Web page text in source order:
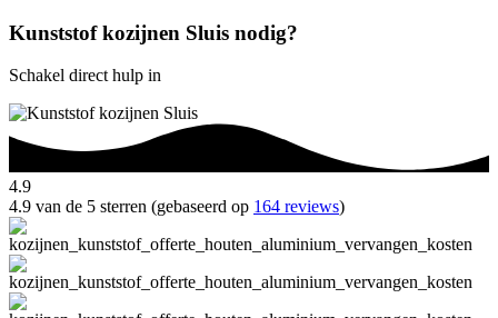
Kunststof kozijnen Sluis nodig?
Schakel direct hulp in
4.9
4.9 van de 5 sterren (gebaseerd op 164 reviews)